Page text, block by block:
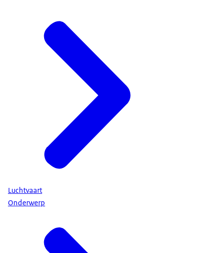
Luchtvaart
Onderwerp